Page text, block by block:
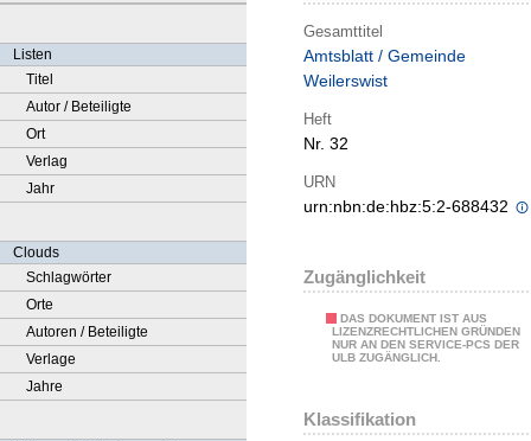
Listen
Titel
Autor / Beteiligte
Ort
Verlag
Jahr
Clouds
Schlagwörter
Orte
Autoren / Beteiligte
Verlage
Jahre
Gesamttitel
Amtsblatt / Gemeinde
Weilerswist
Heft
Nr. 32
URN
urn:nbn:de:hbz:5:2-688432
Zugänglichkeit
DAS DOKUMENT IST AUS
LIZENZRECHTLICHEN GRÜNDEN
NUR AN DEN SERVICE-PCS DER
ULB ZUGÄNGLICH.
Klassifikation